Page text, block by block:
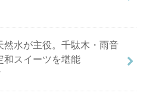
然水が主役。千駄木・雨音
和スイーツを堪能